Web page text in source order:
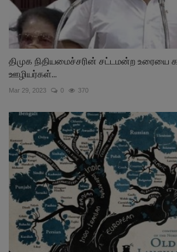
திமுக நிதியமைச்சரின் சட்டமன்ற உரையை
ஊழியர்கள்...
Mar 29, 2023 0 370